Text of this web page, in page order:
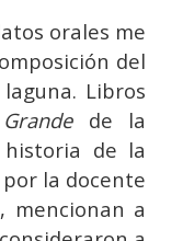
orales me
del
Libros
de la
de la
por la docente
mencionan a